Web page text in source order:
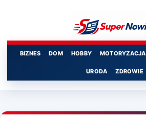
BIZNES DOM HOBBY MOTORYZACJA
URODA ZDROWIE